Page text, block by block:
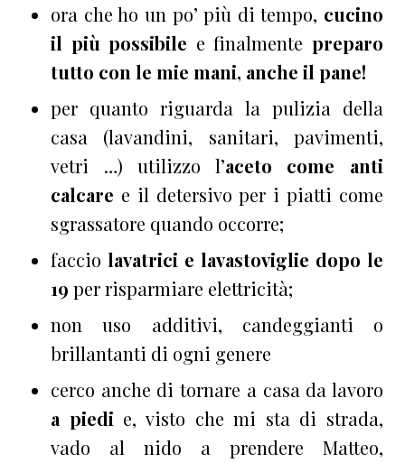
ora che ho un po’ più di tempo, cucino
il più possibile e finalmentepreparo
tutto con le mie mani, anche il pane!
per quanto riguarda la pulizia della
casa (lavandini, sanitari, pavimenti,
vetri …) utilizzo l’aceto come anti
calcare e il detersivo per i piatti come
sgrassatore quando occorre;
faccio lavatrici e lavastoviglie dopo le
19 per risparmiare elettricità;
non uso additivi, candeggianti o
brillantanti di ogni genere
cerco anche di tornare a casa da lavoro
a piedi e, visto che mi sta di strada,
vado al nido a prendere Matteo,